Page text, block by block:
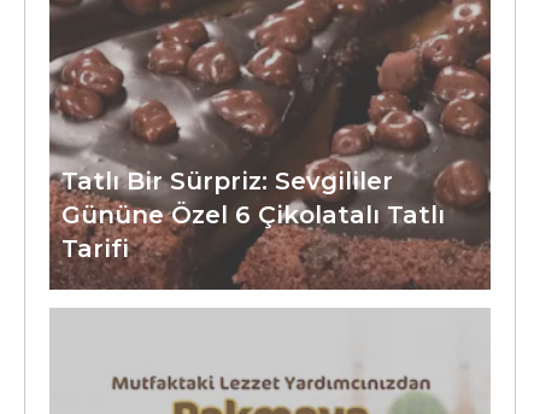
Tatlı Bir Sürpriz: Sevgililer
Gününe Özel 6 Çikolatalı Tatlı
Tarifi